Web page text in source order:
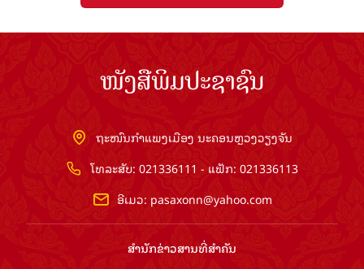
ໜັງສືພິມປະຊາຊົນ
ຖະໜົນກຳແພງເມືອງ ນະຄອນຫຼວງວຽງຈັນ
ໂທລະສັບ: 021336111 - ແຟັກ: 021336113
ອີເມວ: pasaxonn@yahoo.com
ສຳ​ນັກ​ຂ່າວ​ສານ​ທີ່​ສຳ​ຄັນ​